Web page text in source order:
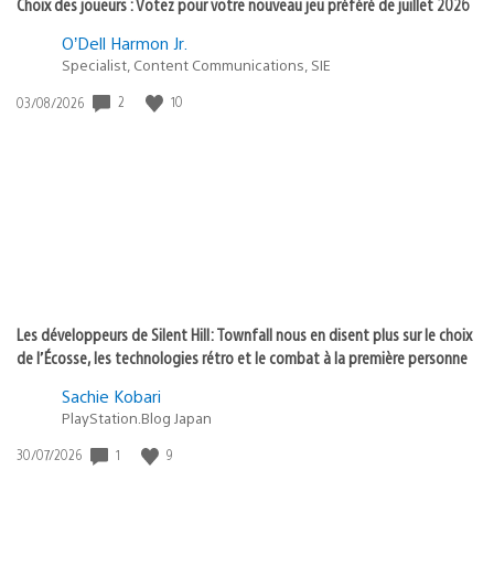
Choix des joueurs : Votez pour votre nouveau jeu préféré de juillet 2026
O’Dell Harmon Jr.
Specialist, Content Communications, SIE
Date
03/08/2026 2 10
Les développeurs de Silent Hill: Townfall nous en disent plus sur le choix
de l’Écosse, les technologies rétro et le combat à la première personne
Sachie Kobari
PlayStation.Blog Japan
Date
30/07/2026 1 9